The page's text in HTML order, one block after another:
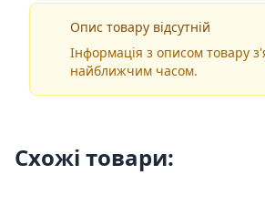
Опис товару відсутній
Інформація з описом товару
найближчим часом.
Схожі товари: